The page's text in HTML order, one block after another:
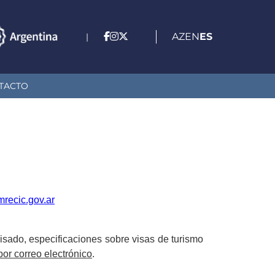
| AZENES
especificaciones sobre visas de turismo
correo electrónico.